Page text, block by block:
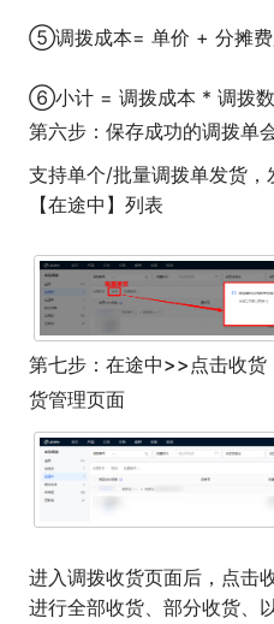
⑤调拨成本= 单价 + 分摊
⑥小计 = 调拨成本 * 调拨
第六步：保存成功的调拨单
支持单个/批量调拨单发货，
【在途中】列表
第七步：在途中>>点击收货
货管理页面
进入调拨收货页面后，点击
进行全部收货、部分收货、